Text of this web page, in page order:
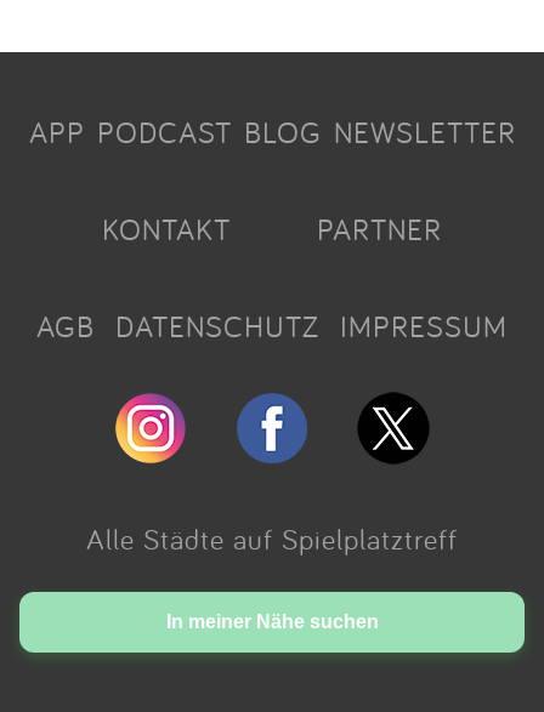
In meiner Nähe suchen
APP PODCAST BLOG NEWSLETTER
KONTAKT PARTNER
AGB DATENSCHUTZ IMPRESSUM
Alle Städte auf Spielplatztreff
Made with love in Cologne.